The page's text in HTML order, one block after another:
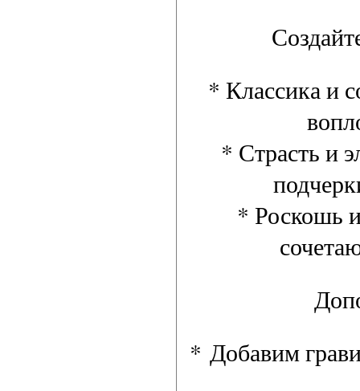
* Классика и
* Страсть и
* Роскошь
* Добавим